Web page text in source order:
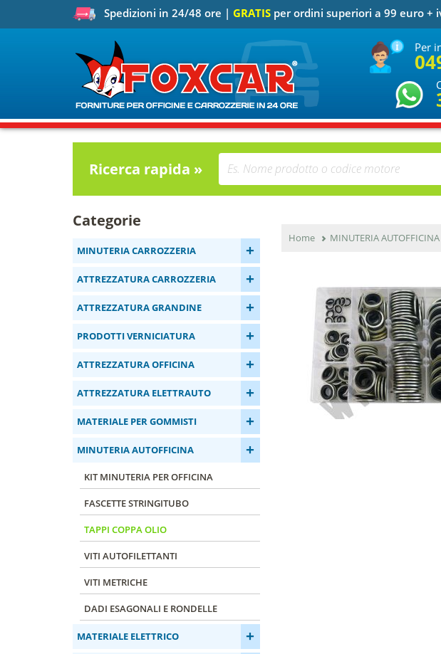
Spedizioni in 24/48 ore | GRATIS per ordini superiori a 99 euro +
Per
Ricerca rapida »
Categorie
MINUTERIA CARROZZERIA +
ATTREZZATURA CARROZZERIA +
ATTREZZATURA GRANDINE +
PRODOTTI VERNICIATURA +
ATTREZZATURA OFFICINA +
ATTREZZATURA ELETTRAUTO +
MATERIALE PER GOMMISTI +
MINUTERIA AUTOFFICINA +
KIT MINUTERIA PER OFFICINA
FASCETTE STRINGITUBO
TAPPI COPPA OLIO
VITI AUTOFILETTANTI
VITI METRICHE
DADI ESAGONALI E RONDELLE
MATERIALE ELETTRICO +
Home MINUTERIA AUTOFFICINA